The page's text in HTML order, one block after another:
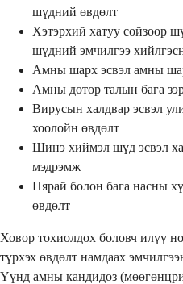
шүдний өвдөлт
Хэтэрхий хатуу сойзоор
шүдний эмчилгээ
Амны шарх эсвэл амны
Амны дотор талын бага
Вирусын халдвар эсвэл
хоолойн өвдөлт
Шинэ хиймэл шүд эсвэл
мэдрэмж
Нярай болон бага насны
өвдөлт
Ховор тохиолдох боловч илүү
түрхэх өвдөлт намдаах
Үүнд амны кандидоз